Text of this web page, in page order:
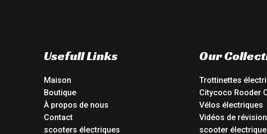
Usefull Links
Maison
Boutique
À propos de nous
Contact
scooters électriques
Our
Trottinettes
Citycoco Rooder
Vélos électriques
Vidéos de révision
scooter